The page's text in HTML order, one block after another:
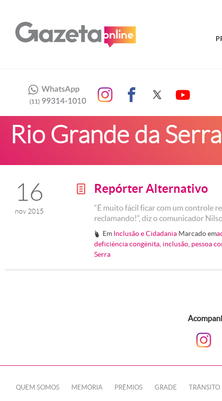
Rio Grande da Serra
16
nov 2015
g Repórter Alternativo
“É muito fácil ficar com um controle
reclamando!”, diz o comunicador
# Em Inclusão e Cidadania Marcado em
deficiência congênita inclusão pessoa
Serra
QUEM SOMOS MEMÓRIA PRÊMIOS GRADE TRÂNSITO